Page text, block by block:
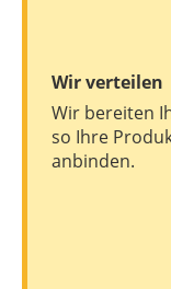
Wir verteilen
Wir bereiten
so Ihre
anbinden.